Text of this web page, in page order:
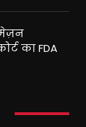
का FDA